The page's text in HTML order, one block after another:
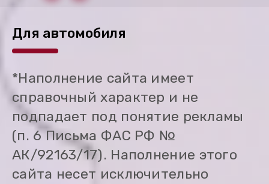
Для автомобиля
*Наполнение сайта имеет
справочный характер и не
подпадает под понятие рекламы
(п. 6 Письма ФАС РФ №
АК/92163/17). Наполнение этого
сайта несет исключительно